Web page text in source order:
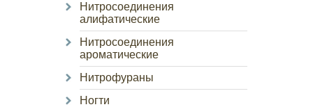
Нитросоединения
алифатические
Нитросоединения
ароматические
Нитрофураны
Ногти